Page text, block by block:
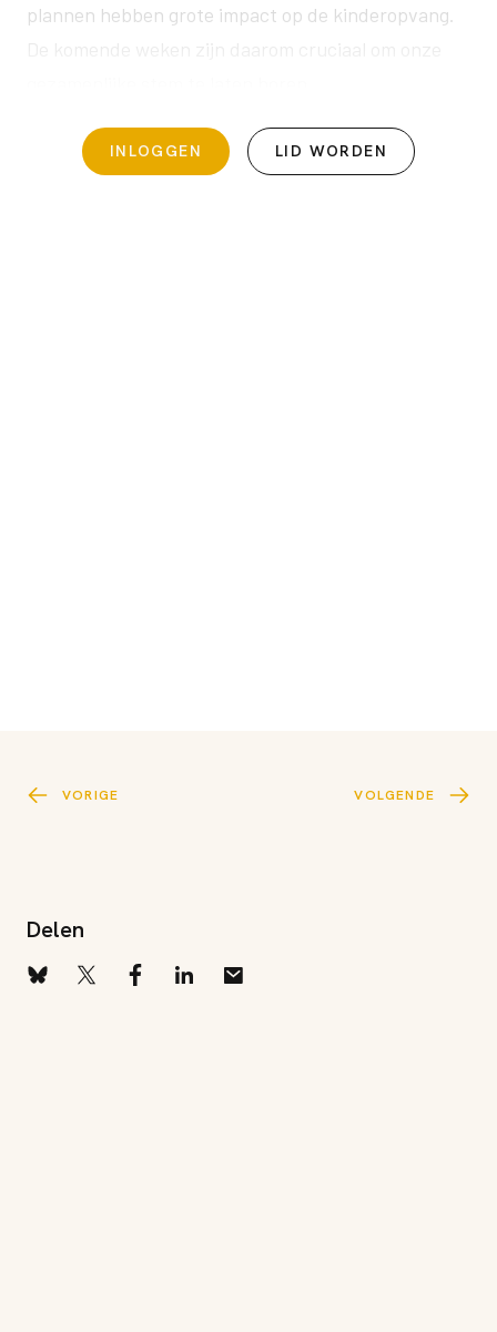
plannen hebben grote impact op de kinderopvang.
INLOGGEN LID WORDEN
VORIGE VOLGENDE
Delen